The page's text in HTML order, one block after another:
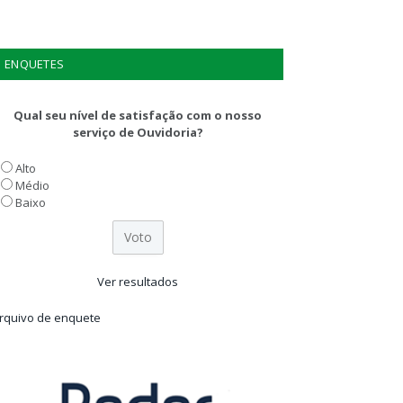
ENQUETES
Qual seu nível de satisfação com o nosso
serviço de Ouvidoria?
Alto
Médio
Baixo
Ver resultados
de enquete